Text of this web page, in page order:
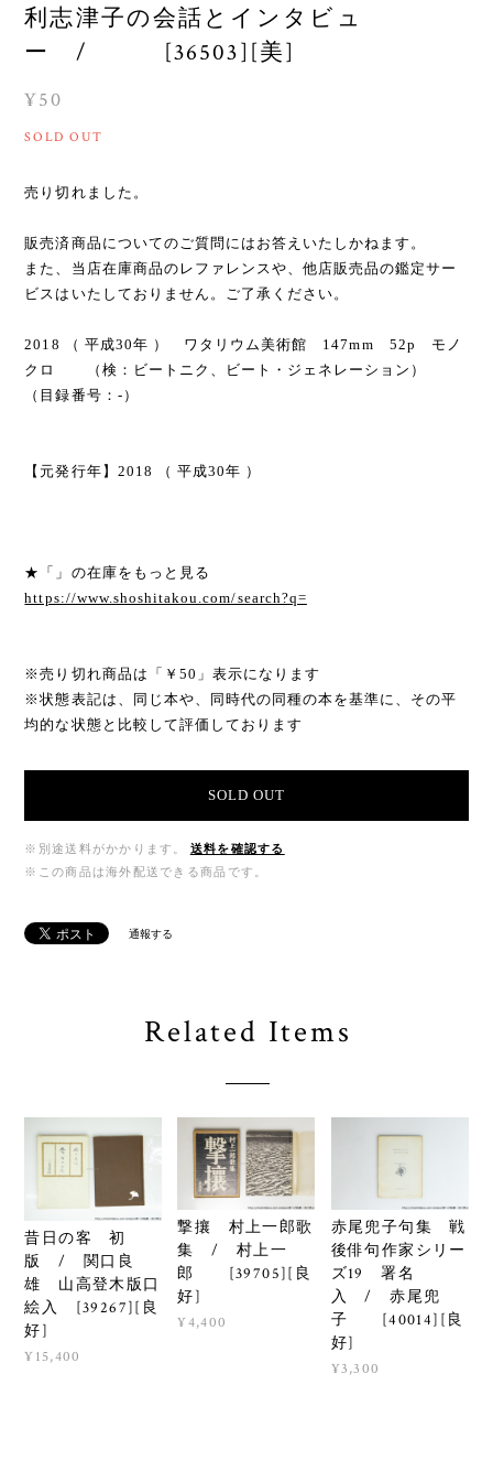
利志津子の会話とインタビュ
ー / [36503][美]
¥50
SOLD OUT
売り切れました。
販売済商品についてのご質問にはお答えいたしかねます。
また、当店在庫商品のレファレンスや、他店販売品の鑑定サー
ビスはいたしておりません。ご了承ください。
2018 （ 平成30年 ） ワタリウム美術館 147mm 52p モノ
クロ （検：ビートニク、ビート・ジェネレーション）
（目録番号：-）
【元発行年】2018 （ 平成30年 ）
★「」の在庫をもっと見る
https://www.shoshitakou.com/search?q=
※売り切れ商品は「￥50」表示になります
※状態表記は、同じ本や、同時代の同種の本を基準に、その平
均的な状態と比較して評価しております
SOLD OUT
※別途送料がかかります。
送料を確認する
※この商品は海外配送できる商品です。
通報する
Related Items
昔日の客 初
版 / 関口良
雄 山高登木版口
絵入 [39267][良
好]
¥15,400
撃攘 村上一郎歌
集 / 村上一
郎 [39705][良
好]
¥4,400
赤尾兜子句集 戦
後俳句作家シリー
ズ19 署名
入 / 赤尾兜
子 [40014][良
好]
¥3,300